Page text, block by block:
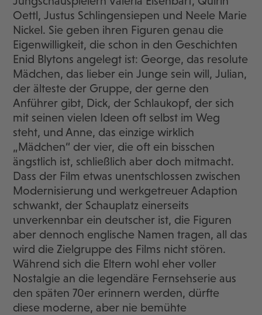
Oettl, Justus Schlingensiepen und Neele Marie
Nickel. Sie geben ihren Figuren genau die
Eigenwilligkeit, die schon in den Geschichten
Enid Blytons angelegt ist: George, das resolute
Mädchen, das lieber ein Junge sein will, Julian,
der älteste der Gruppe, der gerne den
Anführer gibt, Dick, der Schlaukopf, der sich
mit seinen vielen Ideen oft selbst im Weg
steht, und Anne, das einzige wirklich
„Mädchen“ der vier, die oft ein bisschen
ängstlich ist, schließlich aber doch mitmacht.
Dass der Film etwas unentschlossen zwischen
Modernisierung und werkgetreuer Adaption
schwankt, der Schauplatz einerseits
unverkennbar ein deutscher ist, die Figuren
aber dennoch englische Namen tragen, all das
wird die Zielgruppe des Films nicht stören.
Während sich die Eltern wohl eher voller
Nostalgie an die legendäre Fernsehserie aus
den späten 70er erinnern werden, dürfte
diese moderne, aber nie bemühte